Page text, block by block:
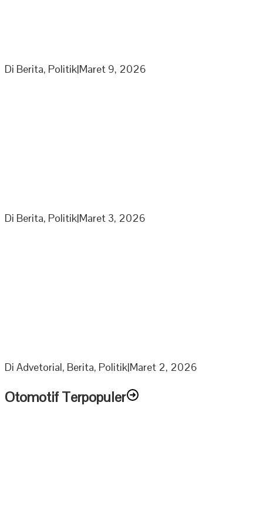
Di Berita, Politik|Maret 9, 2026
Di Berita, Politik|Maret 3, 2026
Di Advetorial, Berita, Politik|Maret 2, 2026
Otomotif Terpopuler